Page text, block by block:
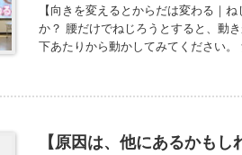
【向きを変えるとからだは変わる｜
か？ 腰だけでねじろうとすると、動
下あたりから動かしてみてください。
【原因は、他にあるかもし